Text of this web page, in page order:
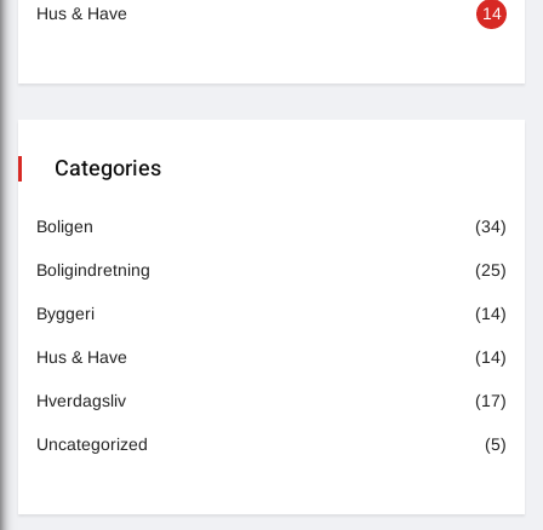
Hus & Have 14
Categories
Boligen (34)
Boligindretning (25)
Byggeri (14)
Hus & Have (14)
Hverdagsliv (17)
Uncategorized (5)